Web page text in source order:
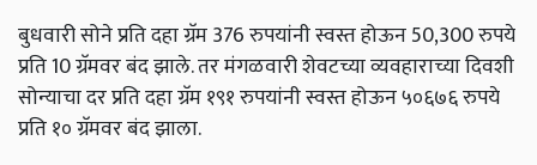
बुधवारी सोने प्रति दहा ग्रॅम 376 रुपयांनी स्वस्त होऊन 50,300 रुपये
प्रति 10 ग्रॅमवर ​​बंद झाले. तर मंगळवारी शेवटच्या व्यवहाराच्या दिवशी
सोन्याचा दर प्रति दहा ग्रॅम १९१ रुपयांनी स्वस्त होऊन ५०६७६ रुपये
प्रति १० ग्रॅमवर ​​बंद झाला.